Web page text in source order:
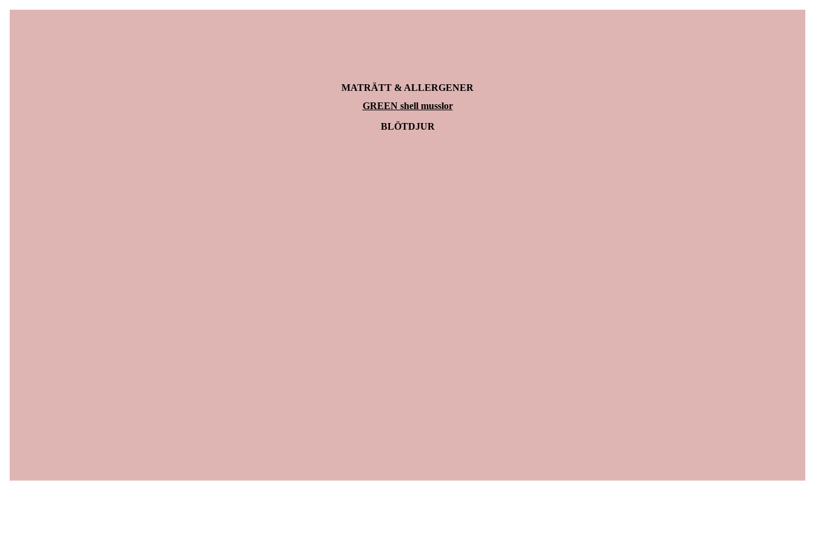
MATRÄTT & ALLERGENER
GREEN shell musslor
BLÖTDJUR